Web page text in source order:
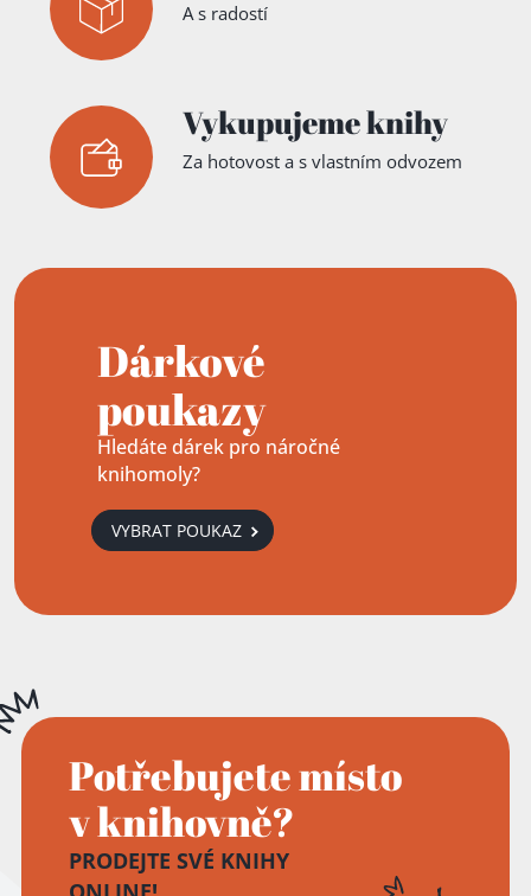
A s radostí
Vykupujeme knihy
Za hotovost a s vlastním odvozem
Dárkové
poukazy
Hledáte dárek pro náročné
knihomoly?
VYBRAT POUKAZ
Potřebujete místo
v knihovně?
PRODEJTE SVÉ KNIHY